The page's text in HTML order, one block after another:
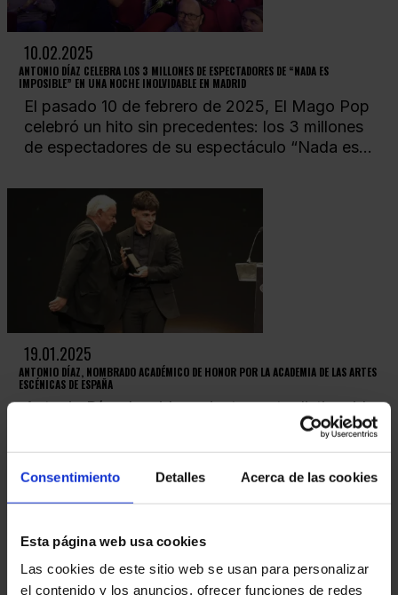
Consentimiento Detalles Acerca de las cookies
Esta página web usa cookies
Las cookies de este sitio web se usan para personalizar
el contenido y los anuncios, ofrecer funciones de redes
10.02.2025
ANTONIO DÍAZ CELEBRA LOS 3 MILLONES DE ESPECTADORES DE “NADA ES
IMPOSIBLE” EN UNA NOCHE INOLVIDABLE EN MADRID
El pasado 10 de febrero de 2025, El Mago Pop
celebró un hito sin precedentes: los 3 millones
de espectadores de su espectáculo “Nada es...
19.01.2025
ANTONIO DÍAZ, NOMBRADO ACADÉMICO DE HONOR POR LA ACADEMIA DE LAS ARTES
ESCÉNICAS DE ESPAÑA
Antonio Díaz, ha sido recientemente distinguido
como Académico de Honor por la Academia de
las Artes Escénicas de España. Este
reconocimiento...